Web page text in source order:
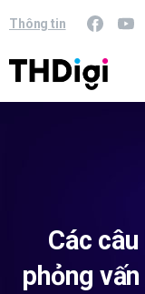
Thông tin
Các câu
phỏng vấn